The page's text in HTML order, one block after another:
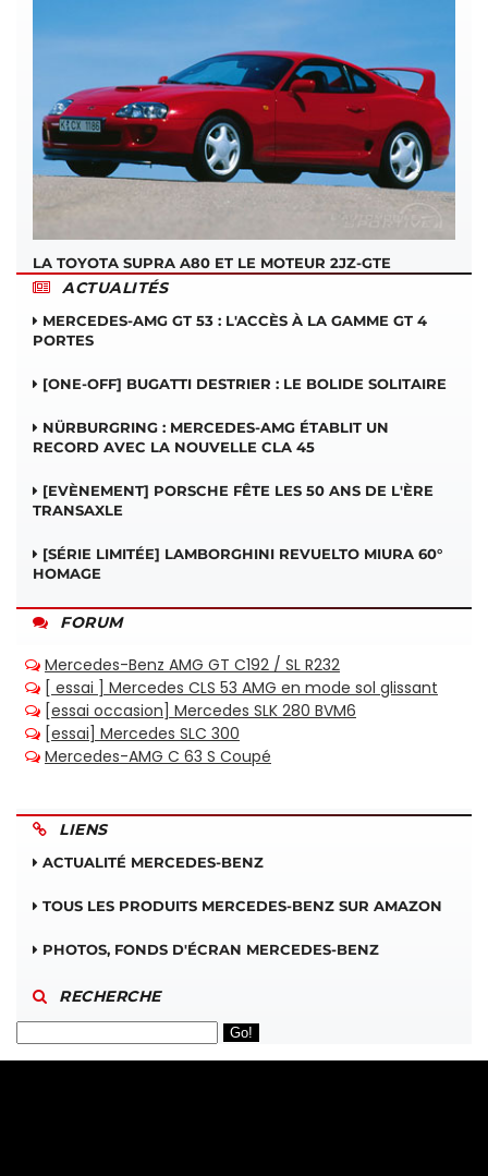
LA TOYOTA SUPRA A80 ET LE MOTEUR 2JZ-GTE
ACTUALITÉS
MERCEDES-AMG GT 53 : L'ACCÈS À LA GAMME GT 4
PORTES
[ONE-OFF] BUGATTI DESTRIER : LE BOLIDE SOLITAIRE
NÜRBURGRING : MERCEDES-AMG ÉTABLIT UN
RECORD AVEC LA NOUVELLE CLA 45
[EVÈNEMENT] PORSCHE FÊTE LES 50 ANS DE L'ÈRE
TRANSAXLE
[SÉRIE LIMITÉE] LAMBORGHINI REVUELTO MIURA 60°
HOMAGE
FORUM
LIENS
ACTUALITÉ MERCEDES-BENZ
TOUS LES PRODUITS MERCEDES-BENZ SUR AMAZON
PHOTOS, FONDS D'ÉCRAN MERCEDES-BENZ
RECHERCHE